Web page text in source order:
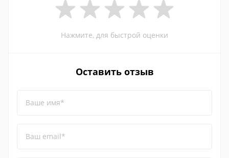
Нажмите, для быстрой оценки
Оставить отзыв
Ваше имя*
Ваш email*